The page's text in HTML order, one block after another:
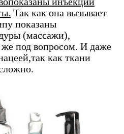
Так как она вызывает
показаны
(массажи),
же под вопросом. И даже
как ткани